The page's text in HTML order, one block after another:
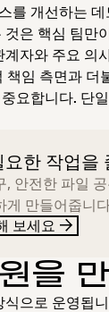
를 개선하는
은 핵심 팀만
자와 주요 의
임 측면과 더
요합니다. 단
한 작업을
안전한 파일
게 만들어줍니
보세요
을
식으로 운영됩